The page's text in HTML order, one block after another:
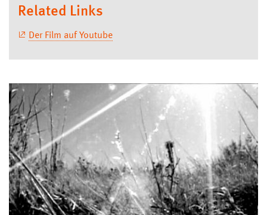
Related Links
Der Film auf Youtube